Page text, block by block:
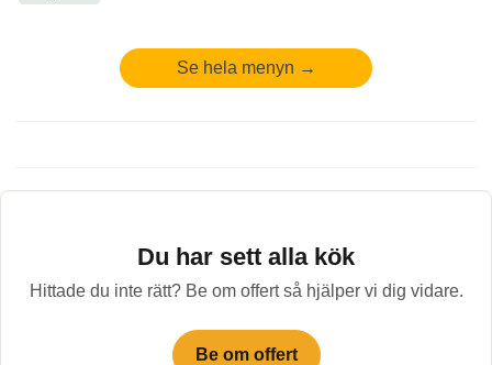
Se hela menyn →
Du har sett alla kök
Hittade du inte rätt? Be om offert så hjälper vi dig vidare.
Be om offert